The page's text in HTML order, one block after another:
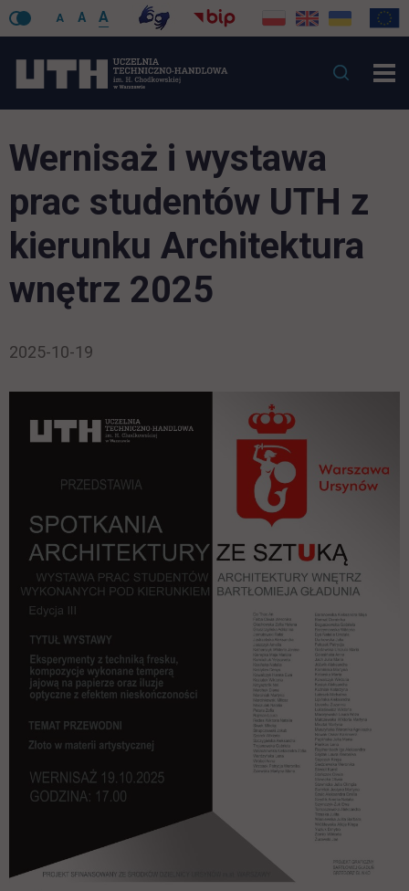
A A A
Wernisaż i wystawa
prac studentów UTH z
kierunku Architektura
wnętrz 2025
2025-10-19